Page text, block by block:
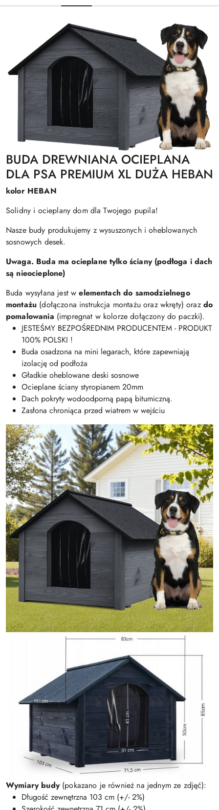
BUDA DREWNIANA OCIEPLANA
DLA PSA PREMIUM XL DUŻA HEBAN
kolor HEBAN
Solidny i ocieplany dom dla Twojego pupila!
Nasze budy produkujemy z wysuszonych i oheblowanych
sosnowych desek.
Uwaga. Buda ma ocieplane tylko ściany (podłoga i dach
są nieocieplone)
Buda wysyłana jest welementach do samodzielnego
montażu (dołączona instrukcja montażu oraz wkręty) oraz do
pomalowania (impregnat w kolorze dołączony do paczki).
JESTEŚMY BEZPOŚREDNIM PRODUCENTEM - PRODUKT
100% POLSKI !
Buda osadzona na mini legarach, które zapewniają
izolację od podłoża
Gładkie oheblowane deski sosnowe
Ocieplane ściany styropianem 20mm
Dach pokryty wodoodporną papą bitumiczną.
Zasłona chroniąca przed wiatrem w wejściu
Wymiary budy(pokazano je również na jednym ze zdjęć):
Długość zewnętrzna 103 cm (+/- 2%)